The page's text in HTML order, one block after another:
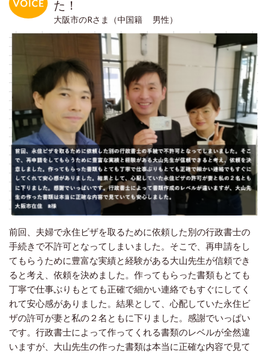
た！
大阪市のRさま（中国籍 男性）
前回、夫婦で永住ビザを取るために依頼した別の行政書士の
手続きで不許可となってしまいました。そこで、再申請をし
てもらうために豊富な実績と経験がある大山先生が信頼でき
ると考え、依頼を決めました。作ってもらった書類もとても
丁寧で仕事ぶりもとても正確で細かい連絡でもすぐにしてく
れて安心感がありました。結果として、心配していた永住ビ
ザの許可が妻と私の２名ともに下りました。感謝でいっぱい
です。行政書士によって作ってくれる書類のレベルが全然違
いますが、大山先生の作った書類は本当に正確な内容で見て